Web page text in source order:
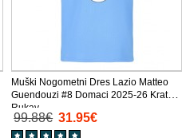
Muški Nogometni Dres Lazio Matteo
Guendouzi #8 Domaci 2025-26 Kratak
Rukav
99.88€ 31.95€